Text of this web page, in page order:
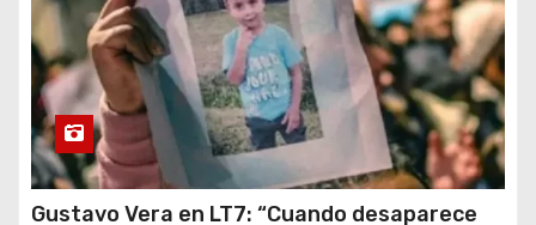
Gustavo Vera en LT7: “Cuando desaparece